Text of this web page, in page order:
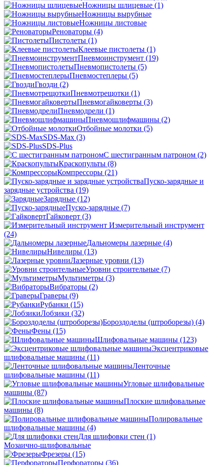
Ножницы шлицевые (1)
Ножницы вырубные
Ножницы листовые
Реноваторы (4)
Пистолеты (1)
Клеевые пистолеты (1)
Пневмоинструмент (19)
Пневмопистолеты (5)
Пневмостеплеры (5)
Гвозди (2)
Пневмотрещотки (1)
Пневмогайковерты (3)
Пневмодрели (1)
Пневмошлифмашины (2)
Отбойные молотки (5)
SDS-Max (3)
SDS-Plus
C шестигранным патроном (2)
Краскопульты (8)
Компрессоры (21)
Пуско-зарядные и
зарядные устройства (19)
Зарядные (12)
Пуско-зарядные (7)
Гайковерт (3)
Измерительный инструмент
(24)
Дальномеры лазерные (4)
Нивелиры (13)
Лазерные уровни (13)
Уровни строительные (7)
Мультиметры (3)
Вибраторы (2)
Граверы (9)
Рубанки (15)
Лобзики (32)
Бороздоделы (штроборезы) (4)
Фены (15)
Шлифовальные машины (123)
Эксцентриковые
шлифовальные машины (11)
Ленточные
шлифовальные машины (11)
Угловые шлифовальные
машины (87)
Плоские шлифовальные
машины (8)
Полировальные
шлифовальные машины (4)
Для шлифовки стен (1)
Мозаично-шлифовальные
Фрезеры (15)
Перфораторы (36)